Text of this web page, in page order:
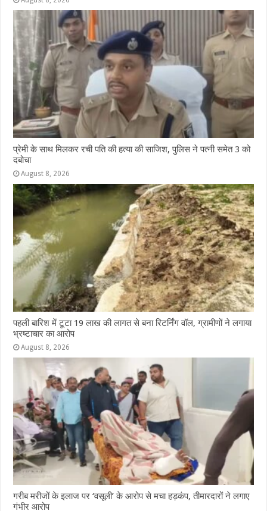
प्रेमी के साथ मिलकर रची पति की हत्या की साजिश, पुलिस ने पत्नी समेत 3 को
दबोचा
August 8, 2026
पहली बारिश में टूटा 19 लाख की लागत से बना रिटर्निंग वॉल, ग्रामीणों ने लगाया
भ्रष्टाचार का आरोप
August 8, 2026
गरीब मरीजों के इलाज पर ‘वसूली’ के आरोप से मचा हड़कंप, तीमारदारों ने लगाए
गंभीर आरोप